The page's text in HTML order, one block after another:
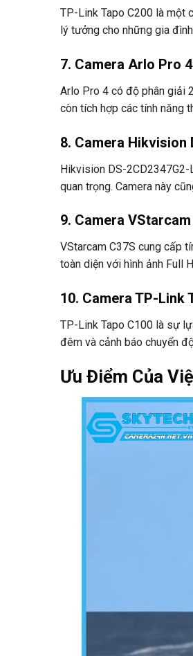
TP-Link Tapo C200 là một
lý tưởng cho những gia
7. Camera Arlo Pro
Arlo Pro 4 có độ phân giải
còn tích hợp các tính năng
8. Camera Hikvision
Hikvision DS-
quan trọng. Camera này
9. Camera
VStarcam C37S cung cấp
toàn diện với hình ảnh Full
10. Camera TP-Link
TP-Link Tapo C100 là sự
đêm và cảnh báo chuyển
Ưu Điểm Của